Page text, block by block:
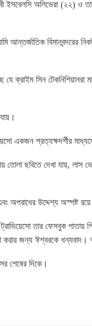
ইসবেলসি অলিভেরা (২২) ও
আন্তর্জাতিক বিমানবন্দরের
ক্রাইম সিন টেকনিশিয়ানরা
একজন প্রত্যক্ষদর্শীর
তোলা ছবিতে দেখা যায়, লাস
অপরাধের উদ্দেশ্য অস্পষ্ট
তার ফেসবুক পাতায়
করার জন্য ঈশ্বরকে
শেষের দিকে।